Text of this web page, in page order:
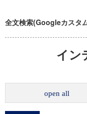
全文検索(Googleカスタ
イン
open all